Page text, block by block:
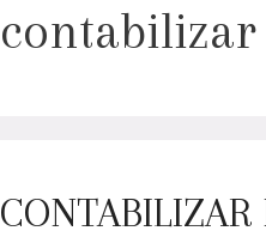
contabilizar